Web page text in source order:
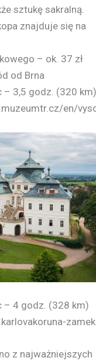
sztukę sakralną.
znajduje się na
– ok. 37 zł
od Brna
– 3,5 godz. (320 km)
en/
– 4 godz. (328 km)
z najważniejszych